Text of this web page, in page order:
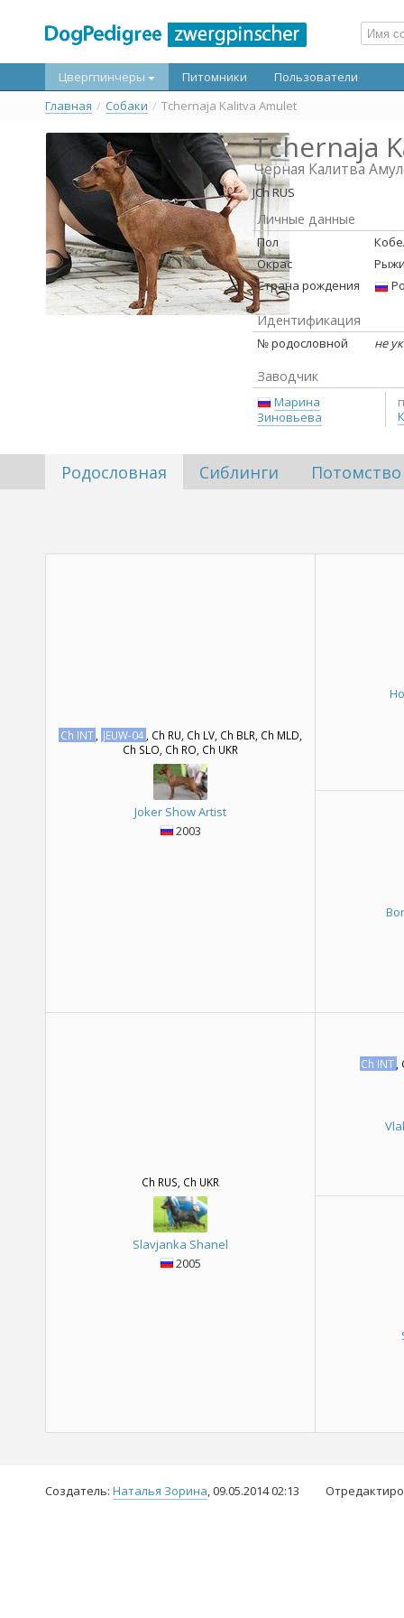
Цвергпинчеры Питомники
Пользователи
Главная / Собаки / Tchernaja Kalitva Amulet
Tchernaja
Черная Калитва
JCh RUS
Личные данные
Пол
Окрас
Страна рождения
Идентификация
№ родословной не
Заводчик
Марина
Зиновьева
Родословная Сиблинги Потомство
Ch INT JEUW-04 , Ch RU, Ch LV, Ch BLR, Ch MLD,
Ch SLO, Ch RO, Ch UKR
Joker Show Artist
2003
Ch RUS, Ch UKR
Slavjanka Shanel
2005
Ch INT
Создатель: Наталья Зорина, 09.05.2014 02:13